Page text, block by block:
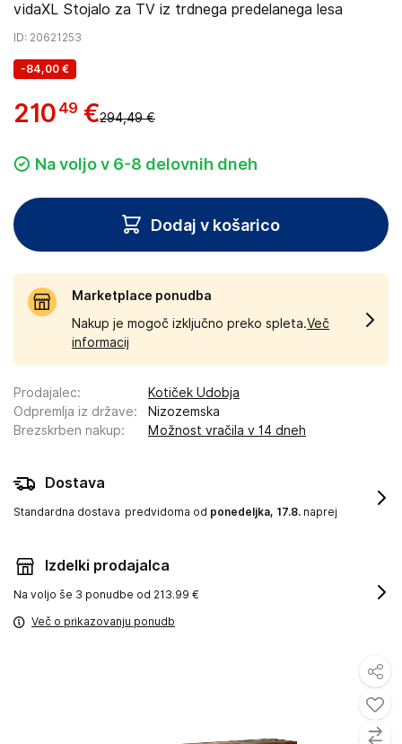
vidaXL Stojalo za TV iz trdnega predelanega lesa
ID: 20621253
-84,00 €
210 49 €294,49 €
Na voljo v 6-8 delovnih dneh
Dodaj v košarico
Marketplace ponudba
Nakup je mogoč izključno preko spleta.Več
informacij
Prodajalec:
Kotiček Udobja
Odpremlja iz države:
Nizozemska
Brezskrben nakup: Možnost vračila v 14 dneh
Dostava
Standardna dostava predvidoma od ponedeljka, 17.8. naprej
Izdelki prodajalca
Na voljo še 3 ponudbe od 213.99 €
Več o prikazovanju ponudb